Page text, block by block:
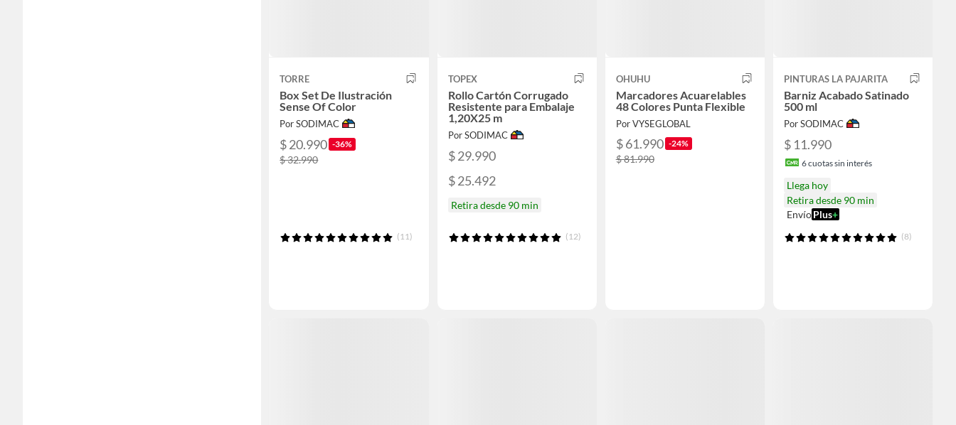
TORRE
Box Set De Ilustración
Sense Of Color
Por SODIMAC
$ 20.990 -36%
$ 32.990
(11)
TOPEX
Rollo Cartón Corrugado
Resistente para Embalaje
1,20X25 m
Por SODIMAC
$ 29.990
$ 25.492
Retira desde 90 min
(12)
OHUHU
Marcadores Acuarelables
48 Colores Punta Flexible
Por VYSEGLOBAL
$ 61.990 -24%
$ 81.990
PINTURAS LA PAJARITA
Barniz Acabado Satinado
500 ml
Por SODIMAC
$ 11.990
6cuotas sin interés
Llega hoy
Retira desde 90 min
EnvíoPlus+
(8)